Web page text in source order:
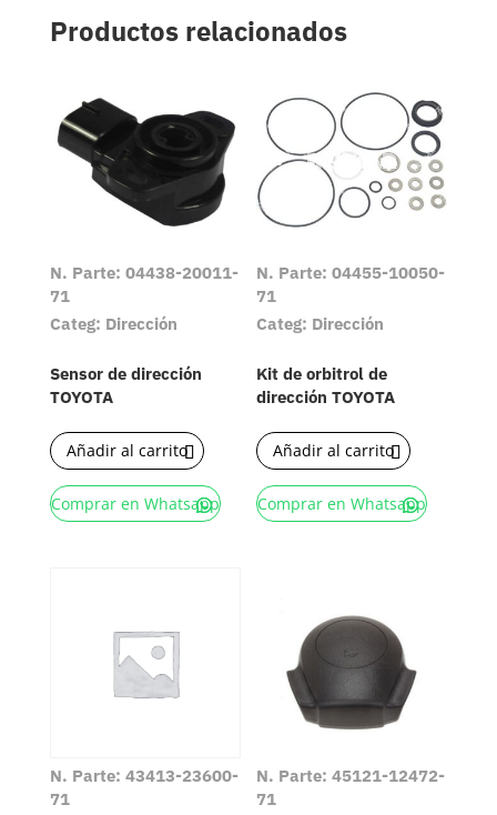
Productos relacionados
N. Parte: 04438-20011-
71
Categ: Dirección
Sensor de dirección
TOYOTA
Añadir al carrito
Comprar en Whatsapp
N. Parte: 04455-10050-
71
Categ: Dirección
Kit de orbitrol de
dirección TOYOTA
Añadir al carrito
Comprar en Whatsapp
N. Parte: 43413-23600-
71
N. Parte: 45121-12472-
71